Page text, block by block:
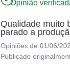
Opinião
Qualidade muito
parado a
Opiniões de01/06/
Publicado